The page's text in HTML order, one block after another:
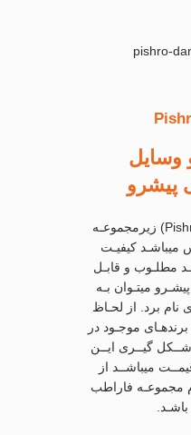
وسایل
پیشرو
برند پیشرو (Pishro Danyar) زیرمجموعـه
میباشـد کیفیـت
مطلـوب و قابـل
میتـوان بـه
نام برد. از لحـاظ
برندهـای موجـود در
گیــری ایــن
میباشــد از
مجموعـه فاراطب